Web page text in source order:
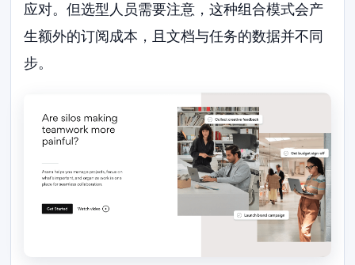
应对。但选型人员需要注意，这种组合模式会产
生额外的订阅成本，且文档与任务的数据并不同
步。